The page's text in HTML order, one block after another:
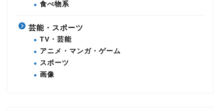
食べ物系
芸能・スポーツ
TV・芸能
アニメ・マンガ・ゲーム
スポーツ
画像